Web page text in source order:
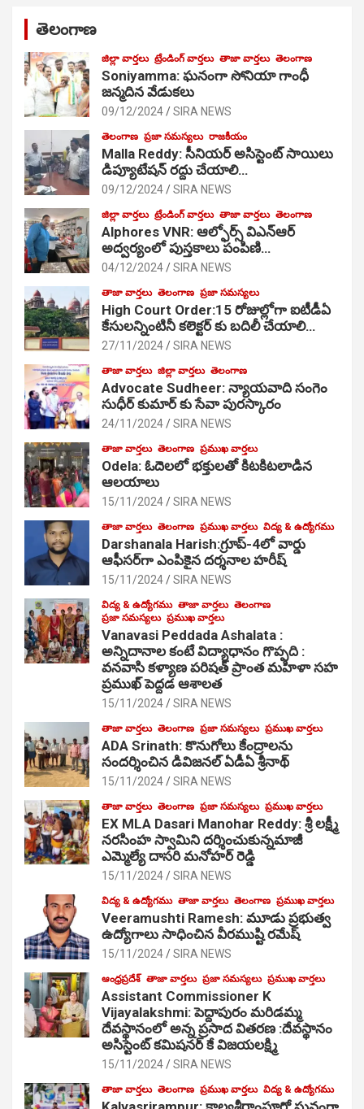
తెలంగాణ
జిల్లా వార్తలు ట్రేండింగ్ వార్తలు తాజా వార్తలు తెలంగాణ
Soniyamma: ఘ‌నంగా సోనియా గాంధీ
జ‌న్మ‌దిన వేడుక‌లు
09/12/2024 SIRA NEWS
తెలంగాణ ప్రజా సమస్యలు రాజకీయం
Malla Reddy: సీనియర్ అసిస్టెంట్ సాయిలు
డిప్యూటేషన్ రద్దు చేయాలి…
09/12/2024 SIRA NEWS
జిల్లా వార్తలు ట్రేండింగ్ వార్తలు తాజా వార్తలు తెలంగాణ
Alphores VNR: ఆల్ఫోర్స్ విఎన్ఆర్
అద్వర్యంలో పుస్తకాలు పంపిణి…
04/12/2024 SIRA NEWS
తాజా వార్తలు తెలంగాణ ప్రజా సమస్యలు
High Court Order:15 రోజుల్లోగా ఐటీడీఏ
కేసులన్నింటినీ కలెక్టర్ కు బదిలీ చేయాలి…
27/11/2024 SIRA NEWS
తాజా వార్తలు జిల్లా వార్తలు తెలంగాణ
Advocate Sudheer: న్యాయవాది సంగెం
సుధీర్ కుమార్ కు సేవా పురస్కారం
24/11/2024 SIRA NEWS
తాజా వార్తలు తెలంగాణ ప్రముఖ వార్తలు
Odela: ఓదెల‌లో భక్తులతో కిటకిటలాడిన
ఆల‌యాలు
15/11/2024 SIRA NEWS
తాజా వార్తలు తెలంగాణ ప్రముఖ వార్తలు విద్య & ఉద్యోగము
Darshanala Harish:గ్రూప్-4లో వార్డు
ఆఫీసర్‌గా ఎంపికైన దర్శనాల హరీష్
15/11/2024 SIRA NEWS
విద్య & ఉద్యోగము తాజా వార్తలు తెలంగాణ
ప్రజా సమస్యలు ప్రముఖ వార్తలు
Vanavasi Peddada Ashalata :
అన్నిదానాల కంటే విద్యాధానం గొప్పది :
వనవాసి కళ్యాణ పరిషత్ ప్రాంత మహిళా సహ
ప్రముఖ్ పెద్దడ ఆశాలత
15/11/2024 SIRA NEWS
తాజా వార్తలు తెలంగాణ ప్రజా సమస్యలు ప్రముఖ వార్తలు
ADA Srinath: కొనుగోలు కేంద్రాల‌ను
సంద‌ర్శించిన డివిజనల్ ఏడీఏ శ్రీనాథ్
15/11/2024 SIRA NEWS
తాజా వార్తలు తెలంగాణ ప్రజా సమస్యలు ప్రముఖ వార్తలు
EX MLA Dasari Manohar Reddy: శ్రీ లక్ష్మీ
నరసింహ స్వామిని దర్శించుకున్నమాజీ
ఎమ్మెల్యే దాసరి మనోహర్ రెడ్డి
15/11/2024 SIRA NEWS
విద్య & ఉద్యోగము తాజా వార్తలు తెలంగాణ ప్రముఖ వార్తలు
Veeramushti Ramesh: మూడు ప్రభుత్వ
ఉద్యోగాలు సాధించిన వీరముష్టి రమేష్
15/11/2024 SIRA NEWS
ఆంధ్రప్రదేశ్ తాజా వార్తలు ప్రజా సమస్యలు ప్రముఖ వార్తలు
Assistant Commissioner K
Vijayalakshmi: పెద్దాపురం మరిడమ్మ
దేవస్థానంలో అన్న ప్రసాద వితరణ :దేవస్థానం
అసిస్టెంట్ కమిషనర్ కే విజయలక్ష్మి
15/11/2024 SIRA NEWS
తాజా వార్తలు తెలంగాణ ప్రముఖ వార్తలు విద్య & ఉద్యోగము